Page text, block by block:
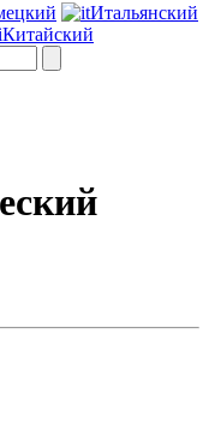
Итальянский
Китайский